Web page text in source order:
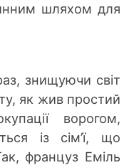
шляхом для
знищуючи світ
як жив простий
ворогом,
із сім’ї, що
француз Еміль